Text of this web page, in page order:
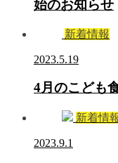
始のお知らせ
新着情報
2023.5.19
4月のこども
新着情
2023.9.1